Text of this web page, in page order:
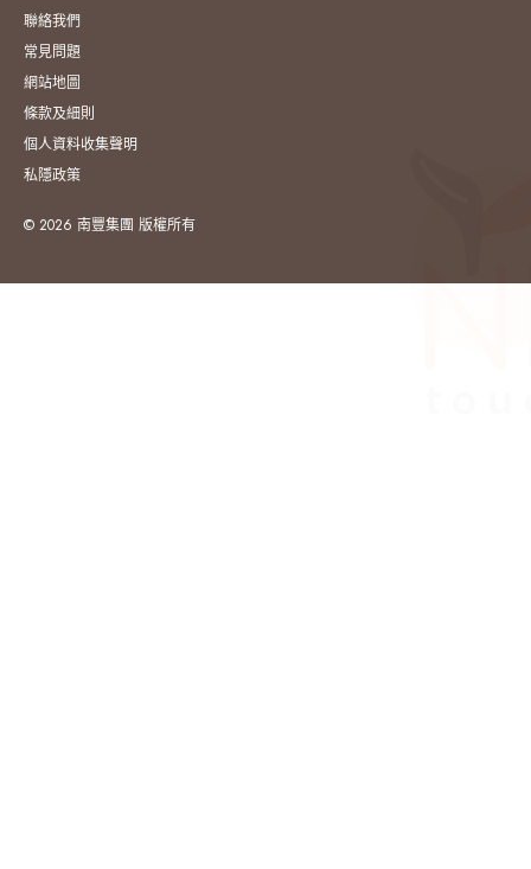
聯絡我們
常見問題
網站地圖
條款及細則
個人資料收集聲明
私隱政策
© 2026 南豐集團 版權所有